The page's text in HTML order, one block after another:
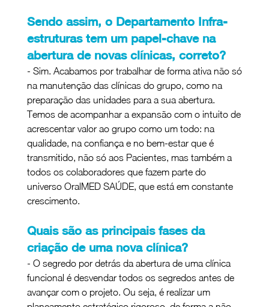
Sendo assim, o Departamento Infra-
estruturas tem um papel-chave na
abertura de novas clínicas, correto?
- Sim. Acabamos por trabalhar de forma ativa não só
na manutenção das clínicas do grupo, como na
preparação das unidades para a sua abertura.
Temos de acompanhar a expansão com o intuito de
acrescentar valor ao grupo como um todo: na
qualidade, na confiança e no bem-estar que é
transmitido, não só aos Pacientes, mas também a
todos os colaboradores que fazem parte do
universo OralMED SAÚDE, que está em constante
crescimento.
Quais são as principais fases da
criação de uma nova clínica?
- O segredo por detrás da abertura de uma clínica
funcional é desvendar todos os segredos antes de
avançar com o projeto. Ou seja, é realizar um